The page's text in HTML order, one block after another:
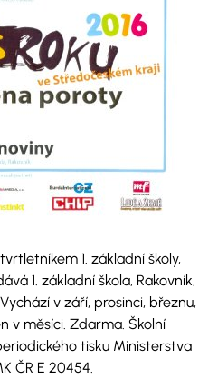
1. základní školy,
1. základní škola, Rakovník,
v září, prosinci, březnu,
v měsíci. Zdarma. Školní
tisku Ministerstva
ČR E 20454.